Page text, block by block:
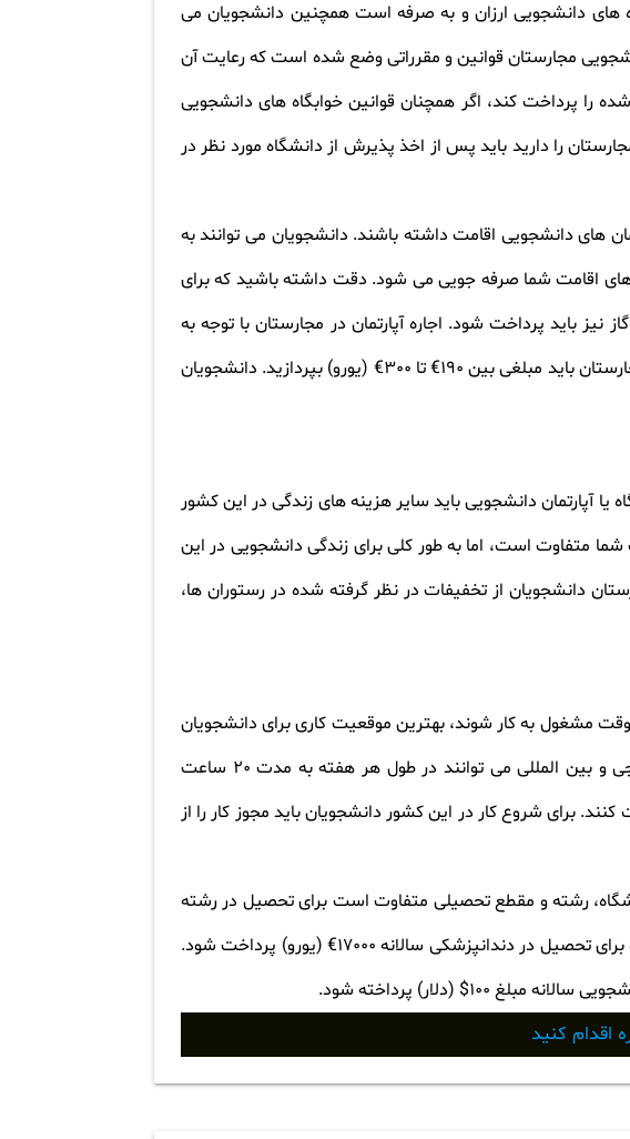
های دانشجویی ارزان و به صرفه است همچنین دانشجویان می
مجارستان قوانین و مقرراتی وضع شده است که رعایت آن
را پرداخت کند، اگر همچنان قوانین خوابگاه های دانشجویی
را دارید باید پس از اخذ پذیرش از دانشگاه مورد نظر در
های دانشجویی اقامت داشته باشند. دانشجویان می توانند به
های اقامت شما صرفه جویی می شود. دقت داشته باشید که برای
نیز باید پرداخت شود. اجاره آپارتمان در مجارستان با توجه به
موقعیت و امکانات خانه متفاوت است، اما به طور کلی برای اقامت در آپارتمان های دانشجویی مجارستان باید مبلغی بین 190€ تا 300€ (یورو) بپردازید. دانشجویان
یا آپارتمان دانشجویی باید سایر هزینه های زندگی در این کشور
متفاوت است، اما به طور کلی برای زندگی دانشجویی در این
در کشور مجارستان دانشجویان از تخفیفات در نظر گرفته شده در رستوران ها،
مشغول به کار شوند، بهترین موقعیت کاری برای دانشجویان
کار در کافه، رستوران، مراکز خرید، مراکز گردشگری و کالج های آموزشی است. دانشجویان خارجی و بین المللی می توانند در طول هر هفته به مدت 20 ساعت
برای شروع کار در این کشور دانشجویان باید مجوز کار را از
رشته و مقطع تحصیلی متفاوت است برای تحصیل در رشته
های تحصیلی غیر پزشکی باید سالانه مبلغ 4000€، تحصیل در رشته های پزشکی سالانه 14000€ و برای تحصیل در دندانپزشکی سالانه 17000€ (یورو) پرداخت شود.
.
اقدام کنید